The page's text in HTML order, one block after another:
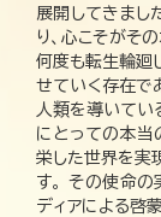
展開してきまし
り、心こそがそ
何度も転生輪廻
せていく存在で
人類を導いてい
にとっての本当
栄した世界を実
す。 その使命
ディアによる啓